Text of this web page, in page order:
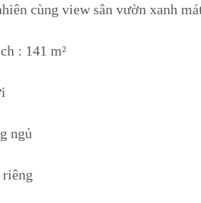
cùng view sân vườn xanh
: 141 m²
ngủ